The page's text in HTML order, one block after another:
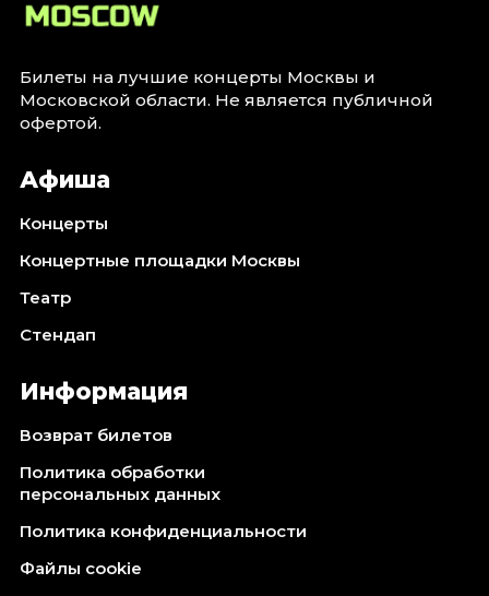
Билеты на лучшие концерты Москвы и
Московской области. Не является публичной
офертой.
Афиша
Концерты
Концертные площадки Москвы
Театр
Стендап
Информация
Возврат билетов
Политика обработки
персональных данных
Политика конфиденциальности
Файлы cookie